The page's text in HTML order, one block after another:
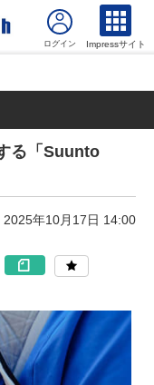
Impressサイト
る「Suunto
2025年10月17日 14:00